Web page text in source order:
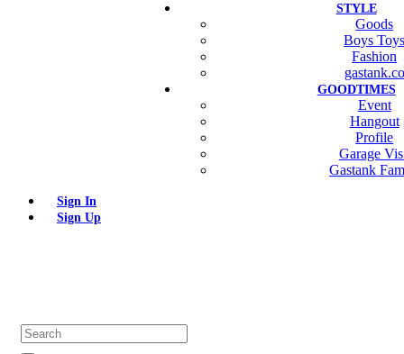
STYLE
Goods
Boys
Fashion
gastank.co
GOODTIMES
Event
Hangout
Profile
Garage
Gastank
Sign In
Sign Up